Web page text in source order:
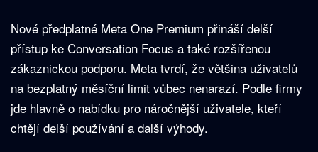
Nové předplatné Meta One Premium přináší delší
přístup ke Conversation Focus a také rozšířenou
zákaznickou podporu. Meta tvrdí, že většina uživatelů
na bezplatný měsíční limit vůbec nenarazí. Podle firmy
jde hlavně o nabídku pro náročnější uživatele, kteří
chtějí delší používání a další výhody.